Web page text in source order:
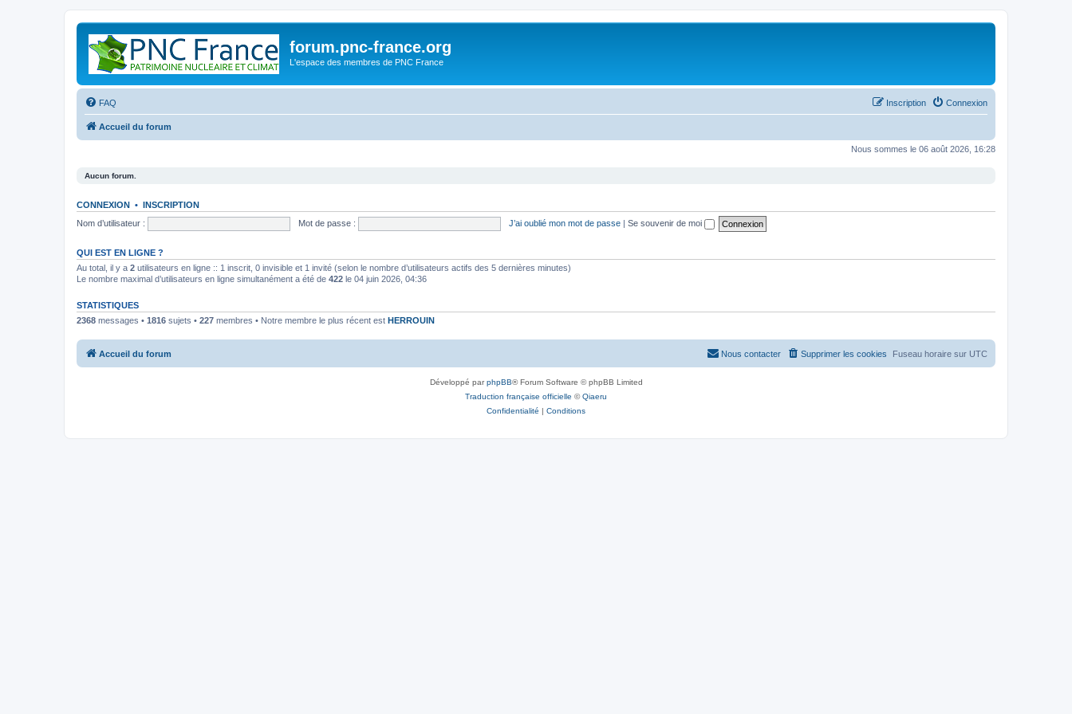
forum.pnc-france.org
L'espace des membres de PNC France
FAQ Connexion
Inscription
Accueil du forum
Nous sommes le 06 août 2026, 16:28
Aucun forum.
CONNEXION • INSCRIPTION
Nom d’utilisateur :
Mot de passe : J’ai oublié mon mot de passe | Se souvenir de moi
QUI EST EN LIGNE ?
Au total, il y a 2 utilisateurs en ligne :: 1 inscrit, 0 invisible et 1 invité (selon le nombre d’utilisateurs actifs des 5 dernières minutes)
Le nombre maximal d’utilisateurs en ligne simultanément a été de 422 le 04 juin 2026, 04:36
STATISTIQUES
2368 messages • 1816 sujets • 227 membres • Notre membre le plus récent est HERROUIN
Accueil du forum Fuseau horaire sur UTC
Supprimer les cookies
Nous contacter
Développé parphpBB® Forum Software © phpBB Limited
Traduction française officielle ©Qiaeru
Confidentialité | Conditions